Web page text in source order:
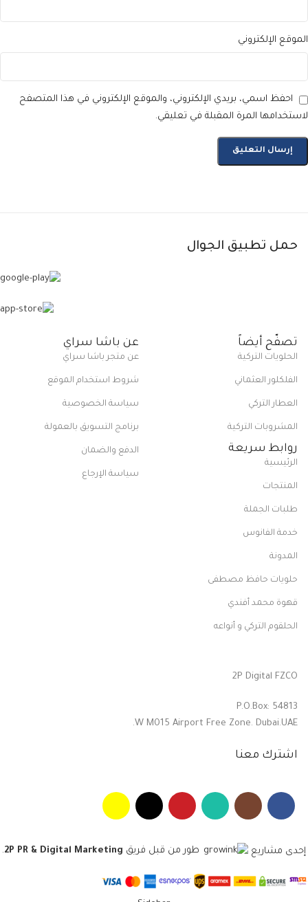
الموقع الإلكتروني
احفظ اسمي، بريدي الإلكتروني، والموقع الإلكتروني في هذا المتصفح
لاستخدامها المرة المقبلة في تعليقي.
حمل تطبيق الجوال
عن باشا سراي
عن متجر باشا سراي
شروط استخدام الموقع
سياسة الخصوصية
برنامج التسويق بالعمولة
الدفع والضمان
سياسة الإرجاع
تصفّح أيضاً
الحلويات التركية
الفلكلور العثماني
العطار التركي
المشروبات التركية
روابط سريعة
الرئيسية
المنتجات
طلبات الجملة
خدمة الفانوس
المدونة
حلويات حافظ مصطفى
قهوة محمد أفندي
الحلقوم التركي و أنواعه
2P Digital FZCO
P.O.Box: 54813
W M015 Airport Free Zone. Dubai.UAE.
اشترك معنا
إحدى مشاريع طور من قبل فريق 2P PR & Digital Marketing
.